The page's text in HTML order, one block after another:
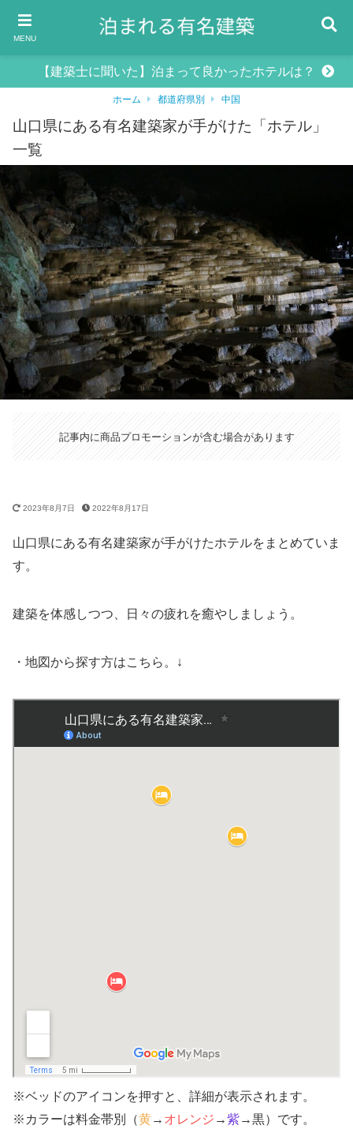
MENU
【建築士に聞いた】泊まって良かったホテルは？
ホーム 都道府県別 中国
山口県にある有名建築家が手がけた「ホテル」
一覧
2023年8月7日 2022年8月17日
記事内に商品プロモーションが含む場合があります
山口県にある有名建築家が手がけたホテルをまとめていま
す。
建築を体感しつつ、日々の疲れを癒やしましょう。
・地図から探す方はこちら。↓
※ベッドのアイコンを押すと、詳細が表示されます。
※カラーは料金帯別（黄→ オレンジ →紫→黒）です。